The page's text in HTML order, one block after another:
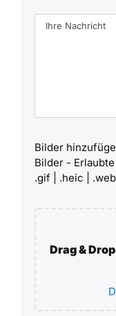
Bilder
Bilder -
.gif | .heic |
Drag &